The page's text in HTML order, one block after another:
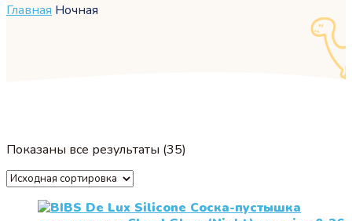
Главная Ночная
Показаны все результаты (35)